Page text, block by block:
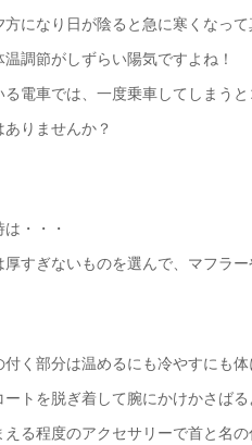
方になり日が陰ると急に寒くなって
温調節がしずらい陽気ですよね！
る電車では、一度乗車してしまう
ありませんか？
・・・
厚すぎないものを選んで、マフラ
付く部分は温めるにも冷やすにも体
ートを脱ぎ着して腕にかけかさばる
える程度のアクセサリーで首と名